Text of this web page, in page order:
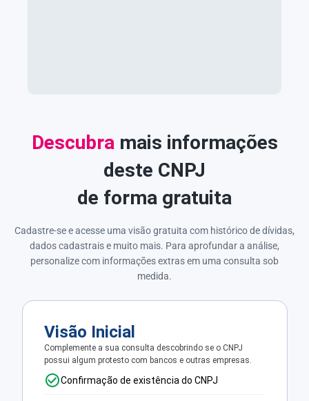
Descubra mais informações
deste CNPJ
de forma gratuita
Cadastre-se e acesse uma visão gratuita com histórico de dívidas,
dados cadastrais e muito mais. Para aprofundar a análise,
personalize com informações extras em uma consulta sob
medida.
Visão Inicial
Complemente a sua consulta descobrindo se o CNPJ
possui algum protesto com bancos e outras empresas.
Confirmação de existência do CNPJ